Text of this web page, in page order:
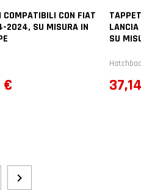
COMPATIBILI CON FIAT
2024, SU MISURA IN
€
SU
